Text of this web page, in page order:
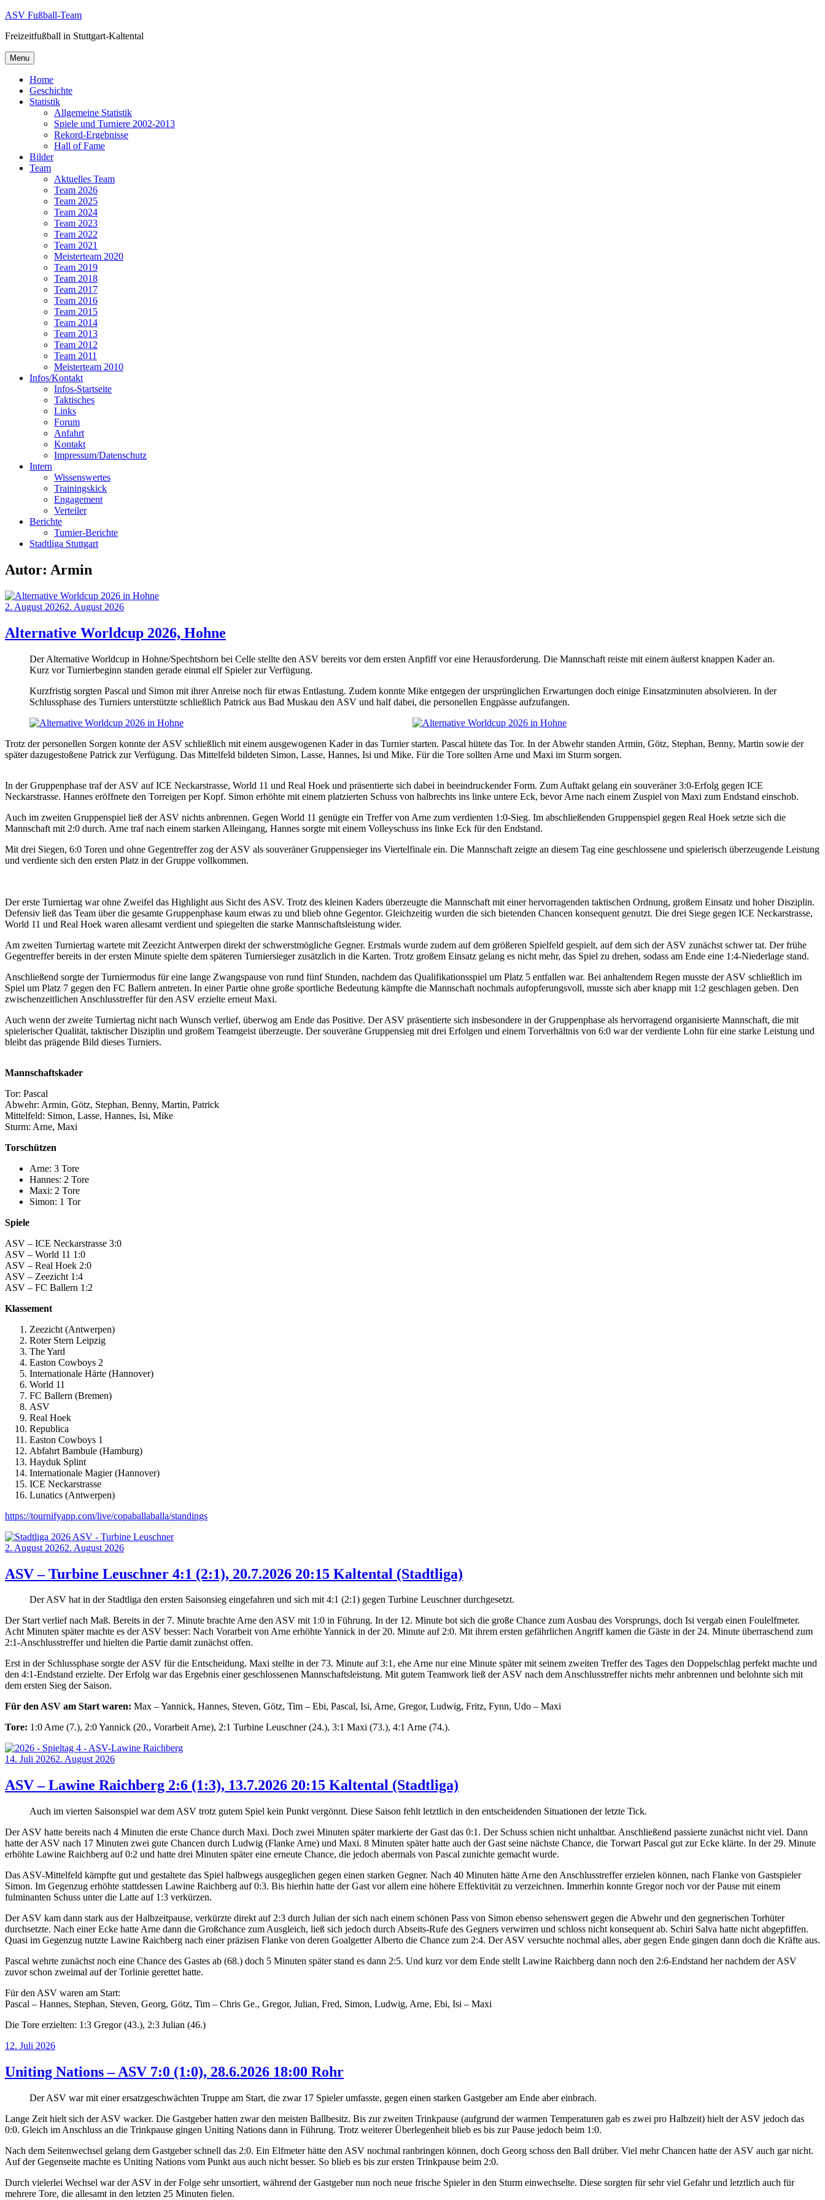
Skip
content
ASV Fußball-Team
Freizeitfußball in Stuttgart-Kaltental
Menu
Home
Geschichte
Statistik
Allgemeine Statistik
Spiele und Turniere 2002-2013
Rekord-Ergebnisse
Hall of Fame
Bilder
Team
Aktuelles Team
Team 2026
Team 2025
Team 2024
Team 2023
Team 2022
Team 2021
Meisterteam 2020
Team 2019
Team 2018
Team 2017
Team 2016
Team 2015
Team 2014
Team 2013
Team 2012
Team 2011
Meisterteam 2010
Infos/Kontakt
Infos-Startseite
Taktisches
Links
Forum
Anfahrt
Kontakt
Impressum/Datenschutz
Intern
Wissenswertes
Trainingskick
Engagement
Verteiler
Berichte
Turnier-Berichte
Stadtliga Stuttgart
Autor: Armin
Posted
2. August 20262. August 2026
Alternative Worldcup 2026, Hohne
Der Alternative Worldcup in Hohne/Spechtshorn bei Celle stellte den ASV bereits vor dem ersten Anpfiff vor eine Herausforderung. Die Mannschaft reiste mit einem äußerst knappen Kader an.
Kurz vor Turnierbeginn standen gerade einmal elf Spieler zur Verfügung.
Kurzfristig sorgten Pascal und Simon mit ihrer Anreise noch für etwas Entlastung. Zudem konnte Mike entgegen der ursprünglichen Erwartungen doch einige Einsatzminuten absolvieren. In der
Schlussphase des Turniers unterstützte schließlich Patrick aus Bad Muskau den ASV und half dabei, die personellen Engpässe aufzufangen.
Trotz der personellen Sorgen konnte der ASV schließlich mit einem ausgewogenen Kader in das Turnier starten. Pascal hütete das Tor. In der Abwehr standen Armin, Götz, Stephan, Benny, Martin sowie der
später dazugestoßene Patrick zur Verfügung. Das Mittelfeld bildeten Simon, Lasse, Hannes, Isi und Mike. Für die Tore sollten Arne und Maxi im Sturm sorgen.
In der Gruppenphase traf der ASV auf ICE Neckarstrasse, World 11 und Real Hoek und präsentierte sich dabei in beeindruckender Form. Zum Auftakt gelang ein souveräner 3:0-Erfolg gegen ICE
Neckarstrasse. Hannes eröffnete den Torreigen per Kopf. Simon erhöhte mit einem platzierten Schuss von halbrechts ins linke untere Eck, bevor Arne nach einem Zuspiel von Maxi zum Endstand einschob.
Auch im zweiten Gruppenspiel ließ der ASV nichts anbrennen. Gegen World 11 genügte ein Treffer von Arne zum verdienten 1:0-Sieg. Im abschließenden Gruppenspiel gegen Real Hoek setzte sich die
Mannschaft mit 2:0 durch. Arne traf nach einem starken Alleingang, Hannes sorgte mit einem Volleyschuss ins linke Eck für den Endstand.
Mit drei Siegen, 6:0 Toren und ohne Gegentreffer zog der ASV als souveräner Gruppensieger ins Viertelfinale ein. Die Mannschaft zeigte an diesem Tag eine geschlossene und spielerisch überzeugende Leistung
und verdiente sich den ersten Platz in der Gruppe vollkommen.
Der erste Turniertag war ohne Zweifel das Highlight aus Sicht des ASV. Trotz des kleinen Kaders überzeugte die Mannschaft mit einer hervorragenden taktischen Ordnung, großem Einsatz und hoher Disziplin.
Defensiv ließ das Team über die gesamte Gruppenphase kaum etwas zu und blieb ohne Gegentor. Gleichzeitig wurden die sich bietenden Chancen konsequent genutzt. Die drei Siege gegen ICE Neckarstrasse,
World 11 und Real Hoek waren allesamt verdient und spiegelten die starke Mannschaftsleistung wider.
Am zweiten Turniertag wartete mit Zeezicht Antwerpen direkt der schwerstmögliche Gegner. Erstmals wurde zudem auf dem größeren Spielfeld gespielt, auf dem sich der ASV zunächst schwer tat. Der frühe
Gegentreffer bereits in der ersten Minute spielte dem späteren Turniersieger zusätzlich in die Karten. Trotz großem Einsatz gelang es nicht mehr, das Spiel zu drehen, sodass am Ende eine 1:4-Niederlage stand.
Anschließend sorgte der Turniermodus für eine lange Zwangspause von rund fünf Stunden, nachdem das Qualifikationsspiel um Platz 5 entfallen war. Bei anhaltendem Regen musste der ASV schließlich im
Spiel um Platz 7 gegen den FC Ballern antreten. In einer Partie ohne große sportliche Bedeutung kämpfte die Mannschaft nochmals aufopferungsvoll, musste sich aber knapp mit 1:2 geschlagen geben. Den
zwischenzeitlichen Anschlusstreffer für den ASV erzielte erneut Maxi.
Auch wenn der zweite Turniertag nicht nach Wunsch verlief, überwog am Ende das Positive. Der ASV präsentierte sich insbesondere in der Gruppenphase als hervorragend organisierte Mannschaft, die mit
spielerischer Qualität, taktischer Disziplin und großem Teamgeist überzeugte. Der souveräne Gruppensieg mit drei Erfolgen und einem Torverhältnis von 6:0 war der verdiente Lohn für eine starke Leistung und
bleibt das prägende Bild dieses Turniers.
Mannschaftskader
Tor: Pascal
Abwehr: Armin, Götz, Stephan, Benny, Martin, Patrick
Mittelfeld: Simon, Lasse, Hannes, Isi, Mike
Sturm: Arne, Maxi
Torschützen
Arne: 3 Tore
Hannes: 2 Tore
Maxi: 2 Tore
Simon: 1 Tor
Spiele
ASV – ICE Neckarstrasse 3:0
ASV – World 11 1:0
ASV – Real Hoek 2:0
ASV – Zeezicht 1:4
ASV – FC Ballern 1:2
Klassement
Zeezicht (Antwerpen)
Roter Stern Leipzig
The Yard
Easton Cowboys 2
Internationale Härte (Hannover)
World 11
FC Ballern (Bremen)
ASV
Real Hoek
Republica
Easton Cowboys 1
Abfahrt Bambule (Hamburg)
Hayduk Splint
Internationale Magier (Hannover)
ICE Neckarstrasse
Lunatics (Antwerpen)
https://tournifyapp.com/live/copaballaballa/standings
Posted
2. August 20262. August 2026
ASV – Turbine Leuschner 4:1 (2:1), 20.7.2026 20:15 Kaltental (Stadtliga)
Der ASV hat in der Stadtliga den ersten Saisonsieg eingefahren und sich mit 4:1 (2:1) gegen Turbine Leuschner durchgesetzt.
Der Start verlief nach Maß. Bereits in der 7. Minute brachte Arne den ASV mit 1:0 in Führung. In der 12. Minute bot sich die große Chance zum Ausbau des Vorsprungs, doch Isi vergab einen Foulelfmeter.
Acht Minuten später machte es der ASV besser: Nach Vorarbeit von Arne erhöhte Yannick in der 20. Minute auf 2:0. Mit ihrem ersten gefährlichen Angriff kamen die Gäste in der 24. Minute überraschend zum
2:1-Anschlusstreffer und hielten die Partie damit zunächst offen.
Erst in der Schlussphase sorgte der ASV für die Entscheidung. Maxi stellte in der 73. Minute auf 3:1, ehe Arne nur eine Minute später mit seinem zweiten Treffer des Tages den Doppelschlag perfekt machte und
den 4:1-Endstand erzielte. Der Erfolg war das Ergebnis einer geschlossenen Mannschaftsleistung. Mit gutem Teamwork ließ der ASV nach dem Anschlusstreffer nichts mehr anbrennen und belohnte sich mit
dem ersten Sieg der Saison.
Für den ASV am Start waren: Max – Yannick, Hannes, Steven, Götz, Tim – Ebi, Pascal, Isi, Arne, Gregor, Ludwig, Fritz, Fynn, Udo – Maxi
Tore: 1:0 Arne (7.), 2:0 Yannick (20., Vorarbeit Arne), 2:1 Turbine Leuschner (24.), 3:1 Maxi (73.), 4:1 Arne (74.).
Posted
14. Juli 20262. August 2026
ASV – Lawine Raichberg 2:6 (1:3), 13.7.2026 20:15 Kaltental (Stadtliga)
Auch im vierten Saisonspiel war dem ASV trotz gutem Spiel kein Punkt vergönnt. Diese Saison fehlt letztlich in den entscheidenden Situationen der letzte Tick.
Der ASV hatte bereits nach 4 Minuten die erste Chance durch Maxi. Doch zwei Minuten später markierte der Gast das 0:1. Der Schuss schien nicht unhaltbar. Anschließend passierte zunächst nicht viel. Dann
hatte der ASV nach 17 Minuten zwei gute Chancen durch Ludwig (Flanke Arne) und Maxi. 8 Minuten später hatte auch der Gast seine nächste Chance, die Torwart Pascal gut zur Ecke klärte. In der 29. Minute
erhöhte Lawine Raichberg auf 0:2 und hatte drei Minuten später eine erneute Chance, die jedoch abermals von Pascal zunichte gemacht wurde.
Das ASV-Mittelfeld kämpfte gut und gestaltete das Spiel halbwegs ausgeglichen gegen einen starken Gegner. Nach 40 Minuten hätte Arne den Anschlusstreffer erzielen können, nach Flanke von Gastspieler
Simon. Im Gegenzug erhöhte stattdessen Lawine Raichberg auf 0:3. Bis hierhin hatte der Gast vor allem eine höhere Effektivität zu verzeichnen. Immerhin konnte Gregor noch vor der Pause mit einem
fulminanten Schuss unter die Latte auf 1:3 verkürzen.
Der ASV kam dann stark aus der Halbzeitpause, verkürzte direkt auf 2:3 durch Julian der sich nach einem schönen Pass von Simon ebenso sehenswert gegen die Abwehr und den gegnerischen Torhüter
durchsetzte. Nach einer Ecke hatte Arne dann die Großchance zum Ausgleich, ließ sich jedoch durch Abseits-Rufe des Gegners verwirren und schloss nicht konsequent ab. Schiri Salva hatte nicht abgepfiffen.
Quasi im Gegenzug nutzte Lawine Raichberg nach einer präzisen Flanke von deren Goalgetter Alberto die Chance zum 2:4. Der ASV versuchte nochmal alles, aber gegen Ende gingen dann doch die Kräfte aus.
Pascal wehrte zunächst noch eine Chance des Gastes ab (68.) doch 5 Minuten später stand es dann 2:5. Und kurz vor dem Ende stellt Lawine Raichberg dann noch den 2:6-Endstand her nachdem der ASV
zuvor schon zweimal auf der Torlinie gerettet hatte.
Für den ASV waren am Start:
Pascal – Hannes, Stephan, Steven, Georg, Götz, Tim – Chris Ge., Gregor, Julian, Fred, Simon, Ludwig, Arne, Ebi, Isi – Maxi
Die Tore erzielten: 1:3 Gregor (43.), 2:3 Julian (46.)
Posted
12. Juli 2026
Uniting Nations – ASV 7:0 (1:0), 28.6.2026 18:00 Rohr
Der ASV war mit einer ersatzgeschwächten Truppe am Start, die zwar 17 Spieler umfasste, gegen einen starken Gastgeber am Ende aber einbrach.
Lange Zeit hielt sich der ASV wacker. Die Gastgeber hatten zwar den meisten Ballbesitz. Bis zur zweiten Trinkpause (aufgrund der warmen Temperaturen gab es zwei pro Halbzeit) hielt der ASV jedoch das
0:0. Gleich im Anschluss an die Trinkpause gingen Uniting Nations dann in Führung. Trotz weiterer Überlegenheit blieb es bis zur Pause jedoch beim 1:0.
Nach dem Seitenwechsel gelang dem Gastgeber schnell das 2:0. Ein Elfmeter hätte den ASV nochmal ranbringen können, doch Georg schoss den Ball drüber. Viel mehr Chancen hatte der ASV auch gar nicht.
Auf der Gegenseite machte es Uniting Nations vom Punkt aus auch nicht besser. So blieb es bis zur ersten Trinkpause beim 2:0.
Durch vielerlei Wechsel war der ASV in der Folge sehr unsortiert, während der Gastgeber nun noch neue frische Spieler in den Sturm einwechselte. Diese sorgten für sehr viel Gefahr und letztlich auch für
mehrere Tore, die allesamt in den letzten 25 Minuten fielen.